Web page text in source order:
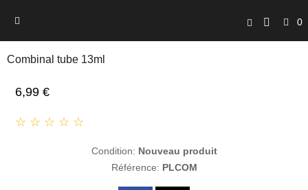
0
Combinal tube 13ml
6,99 €
☆ ☆ ☆ ☆ ☆
Condition: Nouveau produit
Référence: PLCOM